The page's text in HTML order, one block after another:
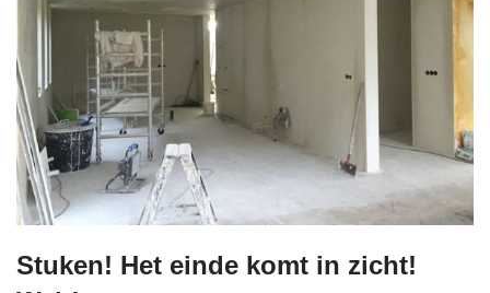
Stuken! Het einde komt in zicht!